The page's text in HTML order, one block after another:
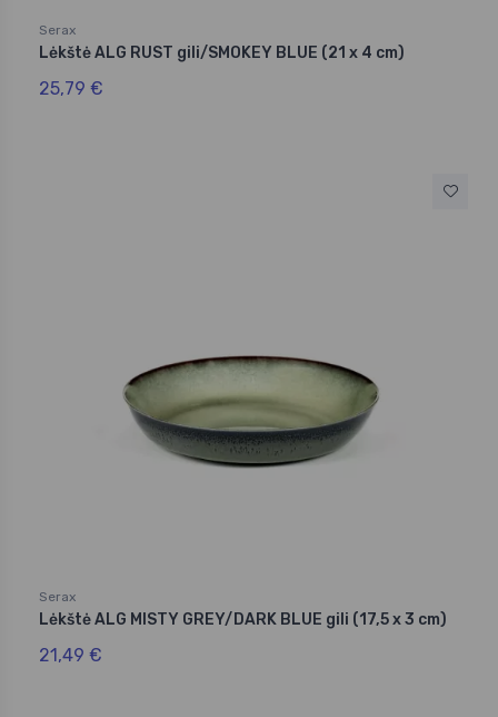
Serax
Lėkštė ALG RUST gili/SMOKEY BLUE (21 x 4 cm)
25,79 €
Serax
Lėkštė ALG MISTY GREY/DARK BLUE gili (17,5 x 3 cm)
21,49 €